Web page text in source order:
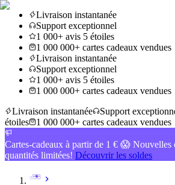
Livraison instantanée
Support exceptionnel
1 000+ avis 5 étoiles
1 000 000+ cartes cadeaux vendues
Livraison instantanée
Support exceptionnel
1 000+ avis 5 étoiles
1 000 000+ cartes cadeaux vendues
Livraison instantanée
Support
étoiles
1 000 000+ cartes cadeaux vendues
Cartes-cadeaux à partir de 1 € 😱 Nouvelles
quantités limitées! Découvrir les soldes